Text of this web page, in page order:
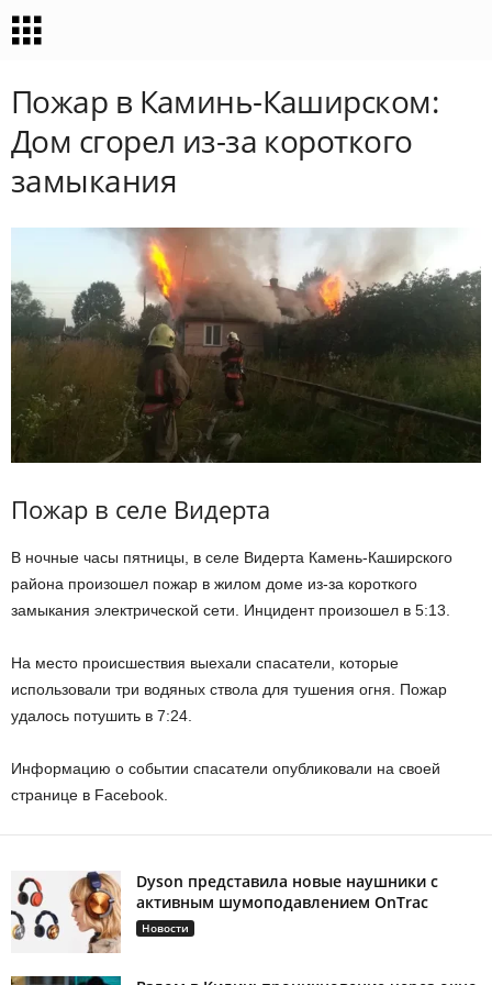
Пожар в Каминь-Каширском:
Дом сгорел из-за короткого
замыкания
Пожар в селе Видерта
В ночные часы пятницы, в селе Видерта Камень-Каширского
района произошел пожар в жилом доме из-за короткого
замыкания электрической сети. Инцидент произошел в 5:13.
На место происшествия выехали спасатели, которые
использовали три водяных ствола для тушения огня. Пожар
удалось потушить в 7:24.
Информацию о событии спасатели опубликовали на своей
странице в Facebook.
Dyson представила новые наушники с
активным шумоподавлением OnTrac
Новости